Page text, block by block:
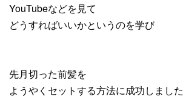
YouTubeなどを見て
どうすればいいかというのを学び
先月切った前髪を
ようやくセットする方法に成功しました